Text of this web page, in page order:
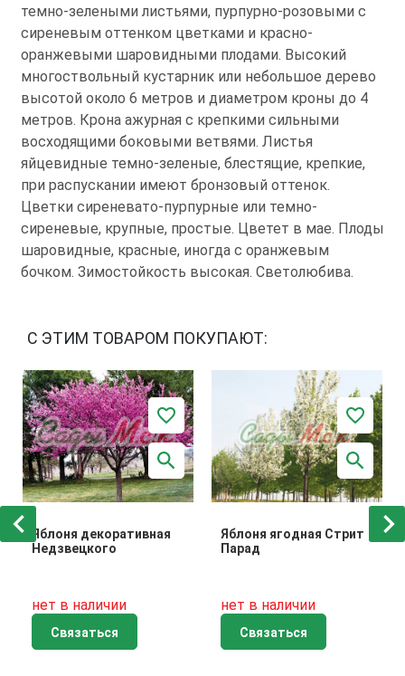
темно-зелеными листьями, пурпурно-розовыми с
сиреневым оттенком цветками и красно-
оранжевыми шаровидными плодами. Высокий
многоствольный кустарник или небольшое дерево
высотой около 6 метров и диаметром кроны до 4
метров. Крона ажурная с крепкими сильными
восходящими боковыми ветвями. Листья
яйцевидные темно-зеленые, блестящие, крепкие,
при распускании имеют бронзовый оттенок.
Цветки сиреневато-пурпурные или темно-
сиреневые, крупные, простые. Цветет в мае. Плоды
шаровидные, красные, иногда с оранжевым
бочком. Зимостойкость высокая. Светолюбива.
С ЭТИМ ТОВАРОМ ПОКУПАЮТ:
Яблоня декоративная
Недзвецкого
нет в наличии
Связаться
Яблоня ягодная Стрит
Парад
нет в наличии
Связаться